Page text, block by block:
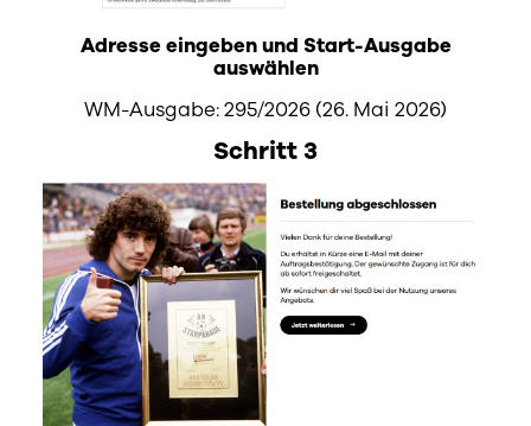
Adresse eingeben und Start-Ausgabe
auswählen
WM-Ausgabe: 295/2026 (26. Mai 2026)
Schritt 3